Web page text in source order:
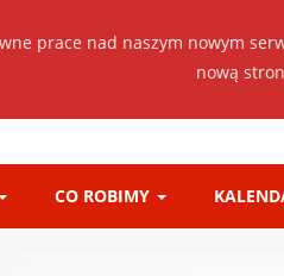
CO ROBIMY
prace nad naszym nowym
nową